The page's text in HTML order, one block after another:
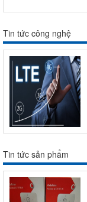
Tin tức công nghệ
Tin tức sản phẩm